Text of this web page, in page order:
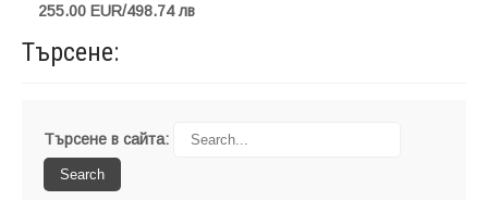
255.00 EUR/498.74 лв
Търсене:
Търсене в сайта: